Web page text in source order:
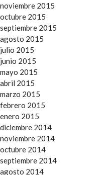
noviembre 2015
octubre 2015
septiembre 2015
agosto 2015
julio 2015
junio 2015
mayo 2015
abril 2015
marzo 2015
febrero 2015
enero 2015
diciembre 2014
noviembre 2014
octubre 2014
septiembre 2014
agosto 2014